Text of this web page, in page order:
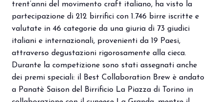
DIVENTA UN ESPOSITORE
trent’anni del movimento craft italiano, ha visto la
partecipazione di 212 birrifici con 1.746 birre iscritte e
valutate in 46 categorie da una giuria di 73 giudici
italiani e internazionali, provenienti da 19 Paesi,
attraverso degustazioni rigorosamente alla cieca.
Durante la competizione sono stati assegnati anche
dei premi speciali: il Best Collaboration Brew è andato
a Panatè Saison del Birrificio La Piazza di Torino in